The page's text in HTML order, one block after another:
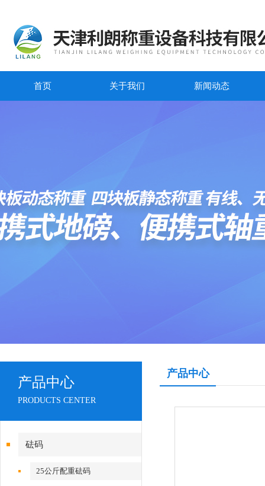
首页 关于我们 新闻动态
产品中心
PRODUCTS CENTER
砝码
25公斤配重砝码
产品中心